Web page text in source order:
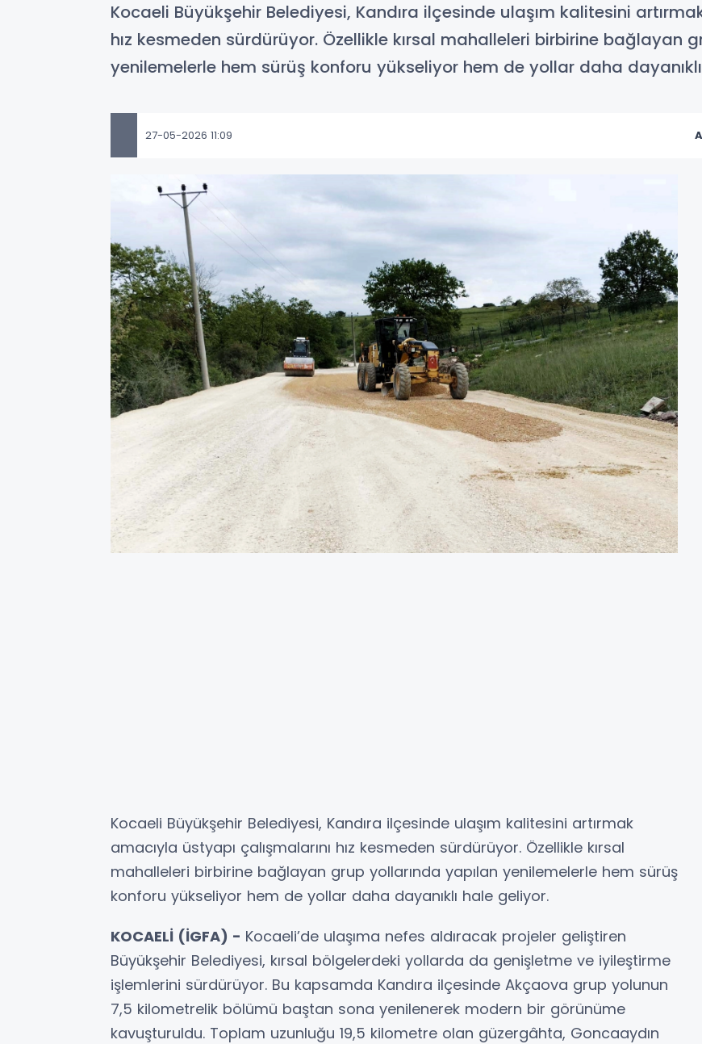
Kocaeli Büyükşehir Belediyesi, Kandıra ilçesinde ulaşım kalitesini
hız kesmeden sürdürüyor. Özellikle kırsal mahalleleri birbirine bağlayan
yenilemelerle hem sürüş konforu yükseliyor hem de yollar daha
27-05-2026 11:09
Kocaeli Büyükşehir Belediyesi, Kandıra ilçesinde ulaşım kalitesini artırmak
amacıyla üstyapı çalışmalarını hız kesmeden sürdürüyor. Özellikle kırsal
mahalleleri birbirine bağlayan grup yollarında yapılan yenilemelerle hem sürüş
konforu yükseliyor hem de yollar daha dayanıklı hale geliyor.
KOCAELİ (İGFA) - Kocaeli’de ulaşıma nefes aldıracak projeler geliştiren
Büyükşehir Belediyesi, kırsal bölgelerdeki yollarda da genişletme ve iyileştirme
işlemlerini sürdürüyor. Bu kapsamda Kandıra ilçesinde Akçaova grup yolunun
7,5 kilometrelik bölümü baştan sona yenilenerek modern bir görünüme
kavuşturuldu. Toplam uzunluğu 19,5 kilometre olan güzergâhta, Goncaaydın